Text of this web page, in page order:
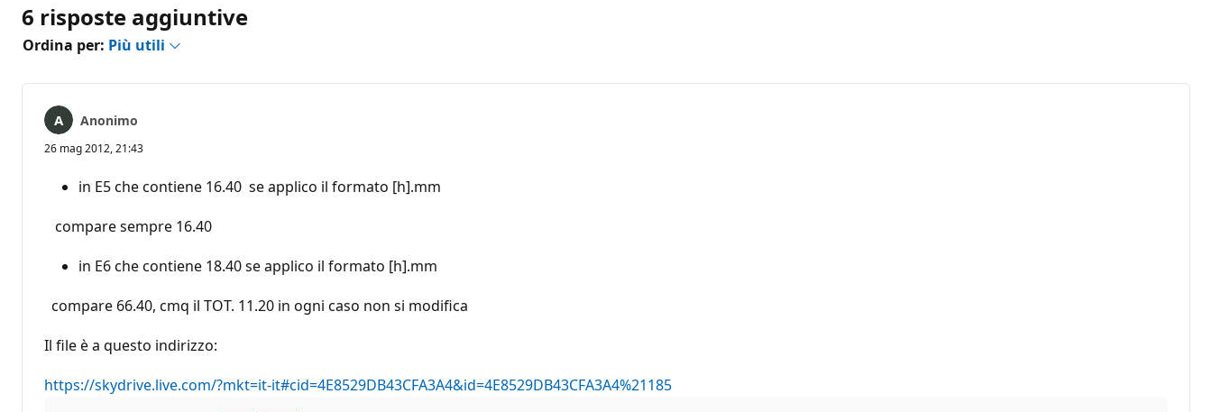
6 risposte aggiuntive
Ordina per: Più utili
Anonimo
26 mag 2012, 21:43
in E5 che contiene 16.40 se applico il formato [h].mm
compare sempre 16.40
in E6 che contiene 18.40 se applico il formato [h].mm
compare 66.40, cmq il TOT. 11.20 in ogni caso non si modifica
Il file è a questo indirizzo:
https://skydrive.live.com/?mkt=it-it#cid=4E8529DB43CFA3A4&id=4E8529DB43CFA3A4%21185